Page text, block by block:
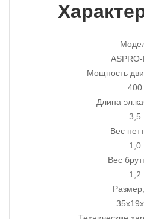
Мощность
400
Длина
3,5
Вес
1,0
Вес
1,2